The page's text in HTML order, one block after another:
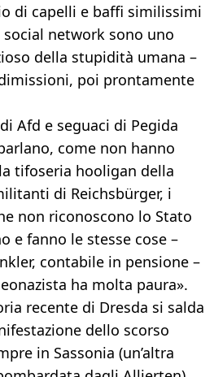
di capelli e baffi similissimi
network sono uno
della stupidità umana –
poi prontamente
Afd e seguaci di Pegida
come non hanno
tifoseria hooligan della
di Reichsbürger, i
non riconoscono lo Stato
e fanno le stesse cose –
contabile in pensione –
ha molta paura».
recente di Dresda si salda
dello scorso
in Sassonia (un’altra